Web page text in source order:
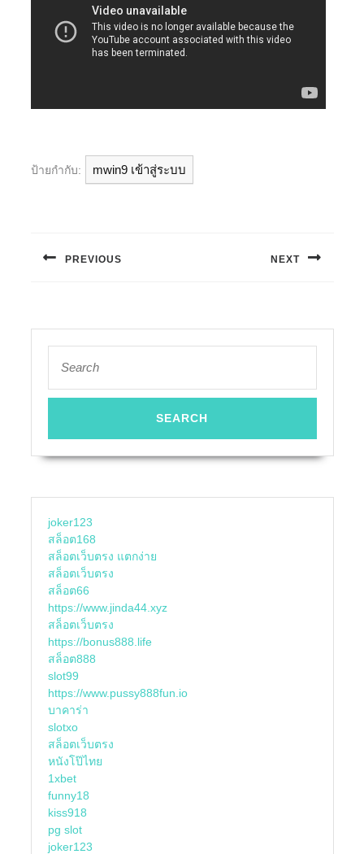
ป้ายกำกับ: mwin9 เข้าสู่ระบบ
PREVIOUS NEXT
for:
joker123
สล็อต168
สล็อตเว็บตรง แตกง่าย
สล็อตเว็บตรง
สล็อต66
https://www.jinda44.xyz
สล็อตเว็บตรง
https://bonus888.life
สล็อต888
slot99
https://www.pussy888fun.io
บาคาร่า
slotxo
สล็อตเว็บตรง
หนังโป๊ไทย
1xbet
funny18
kiss918
pg slot
joker123